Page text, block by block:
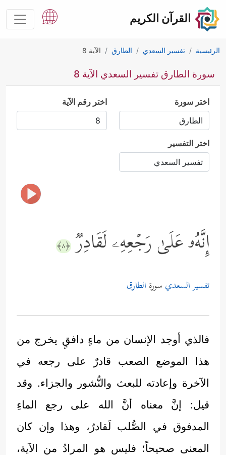
القرآن الكريم
الرئيسية تفسير السعدي الطارق الآية 8
سورة الطارق تفسير السعدي الآية 8
اختر سورة اختر رقم الآية
اختر التفسير
إِنَّهُۥ عَلَىٰ رَجۡعِهِۦ لَقَادِرࣱ ﴿٨﴾
تفسير السعدي سورة الطارق
فالذي أوجد الإنسان من ماءٍ دافقٍ يخرج من
هذا الموضع الصعب قادرٌ على رجعه في
الآخرة وإعادته للبعث والنُّشور والجزاء. وقد
قيل: إنَّ معناه أنَّ الله على رجع الماءِ
المدفوق في الصُّلب لَقادرٌ، وهذا وإن كان
المعنى صحيحاً؛ فليس هو المرادُ من الآية،